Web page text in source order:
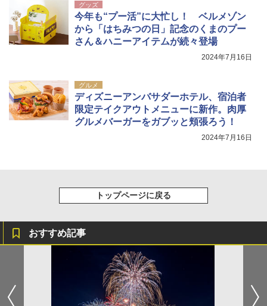
グッズ
今年も“プー活”に大忙し！ ベルメゾン
から「はちみつの日」記念のくまのプー
さん＆ハニーアイテムが続々登場
2024年7月16日
グルメ
ディズニーアンバサダーホテル、宿泊者
限定テイクアウトメニューに新作。肉厚
グルメバーガーをガブッと頬張ろう！
2024年7月16日
トップページに戻る
おすすめ記事